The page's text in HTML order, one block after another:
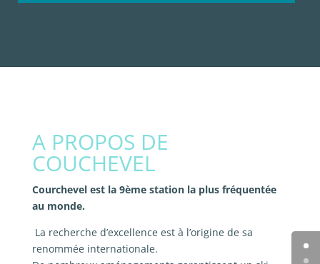
A PROPOS DE
COUCHEVEL
Courchevel est la 9ème station la plus fréquentée
au monde.
La recherche d’excellence est à l’origine de sa
renommée internationale.